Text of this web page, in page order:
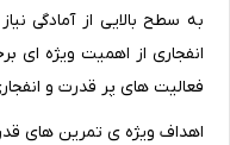
به سطح بالایی از آمادگی
انفجاری از اهمیت ویژه ای
فعالیت های پر قدرت و
اهداف ویژه ی تمرین های